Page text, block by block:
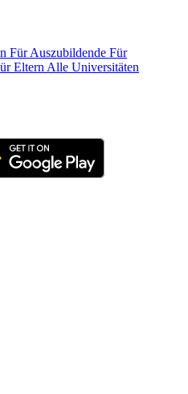
Für Auszubildende Für
Eltern Alle Universitäten